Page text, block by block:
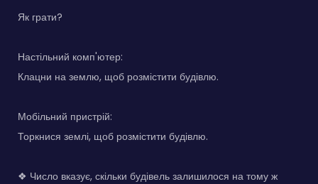
Як грати?
Настільний комп'ютер:
Клацни на землю, щоб розмістити будівлю.
Мобільний пристрій:
Торкнися землі, щоб розмістити будівлю.
❖ Число вказує, скільки будівель залишилося на тому ж